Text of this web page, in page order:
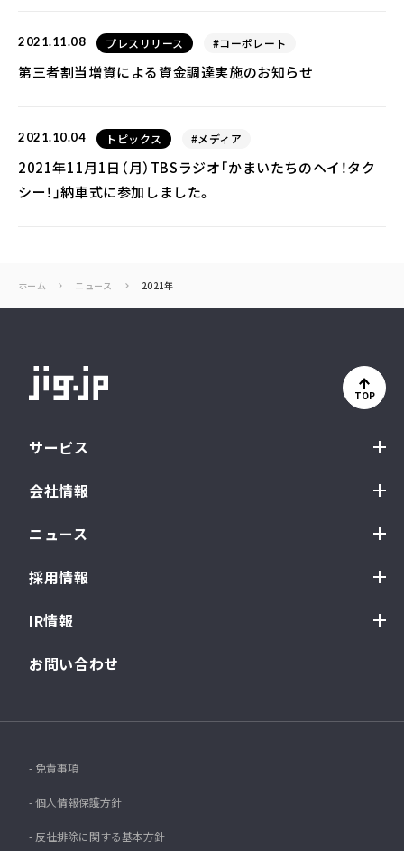
2021.11.08 プレスリリース #コーポレート
第三者割当増資による資金調達実施のお知らせ
2021.10.04 トピックス #メディア
2021年11月1日（月）TBSラジオ「かまいたちのヘイ！タク
シー！」納車式に参加しました。
ホーム ニュース 2021年
サービス
会社情報
ニュース
採用情報
IR情報
お問い合わせ
TOP
- 免責事項
- 個人情報保護方針
- 反社排除に関する基本方針